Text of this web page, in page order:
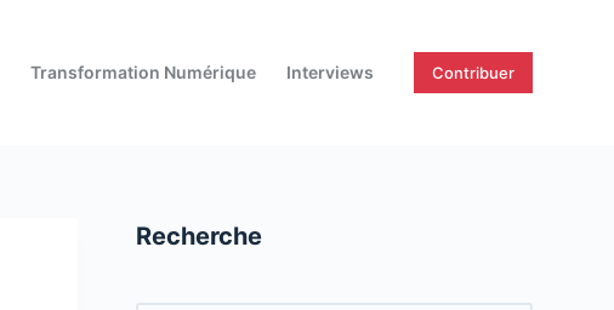
Transformation Numérique Interviews Contribuer
Recherche